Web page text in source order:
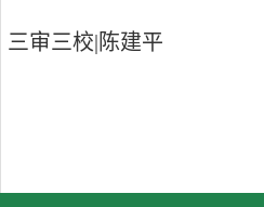
三审三校|陈建平